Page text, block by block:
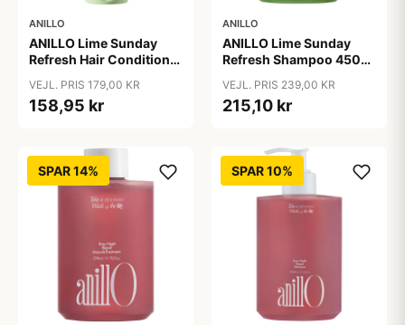
ANILLO
ANILLO Lime Sunday
Refresh Hair Conditioner
VEJL. PRIS 179,00 KR
158,95 kr
ANILLO
ANILLO Lime Sunday
Refresh Shampoo 450
VEJL. PRIS 239,00 KR
215,10 kr
SPAR 14% SPAR 10%